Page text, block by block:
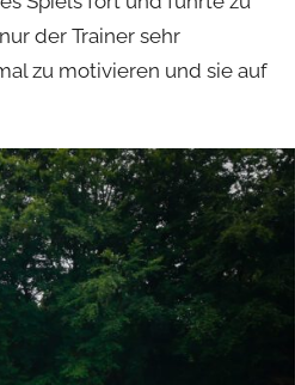
der Trainer sehr
zu motivieren und sie auf